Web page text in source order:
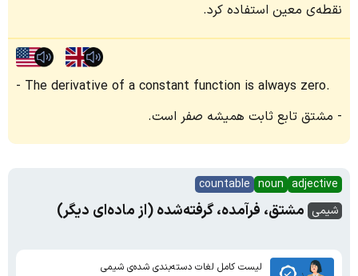
نقطه‌ی معین استفاده کرد.
The derivative of a constant function is always zero.
مشتق تابع ثابت همیشه صفر است.
adjective
noun
countable
شیمی مشتق، فرآمده، گرفته‌شده (از ماده‌ای دیگر)
لیست کامل لغات دسته‌بندی شده‌ی شیمی